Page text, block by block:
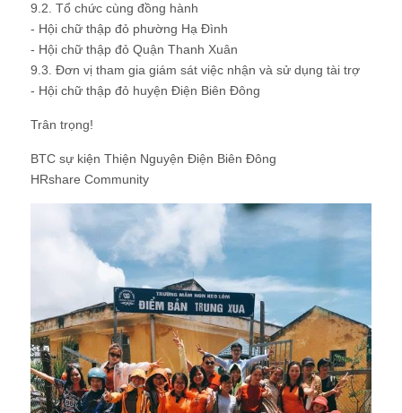
9.2. Tổ chức cùng đồng hành
- Hội chữ thập đỏ phường Hạ Đình
- Hội chữ thập đỏ Quận Thanh Xuân
9.3. Đơn vị tham gia giám sát việc nhận và sử dụng tài trợ
- Hội chữ thập đỏ huyện Điện Biên Đông
Trân trọng!
BTC sự kiện Thiện Nguyện Điện Biên Đông
HRshare Community